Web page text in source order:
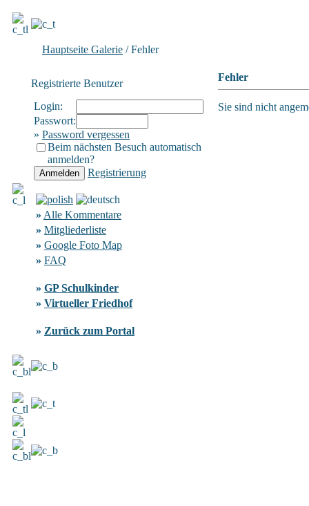
Hauptseite Galerie / Fehler
Registrierte Benutzer
Login:
Passwort:
» Password vergessen
Beim nächsten Besuch automatisch
anmelden?
Registrierung
» Alle Kommentare
» Mitgliederliste
» Google Foto Map
» FAQ
» GP Schulkinder
» Virtueller Friedhof
» Zurück zum Portal
Fehler
Sie sind nicht